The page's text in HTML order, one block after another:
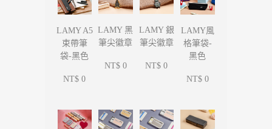
LAMY A5
束帶筆
袋-黑色
NT$ 0
LAMY 黑
筆尖徽章
NT$ 0
LAMY 銀
筆尖徽章
NT$ 0
LAMY風
格筆袋-
黑色
NT$ 0